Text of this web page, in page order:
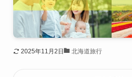
2025年11月2日 北海道旅行